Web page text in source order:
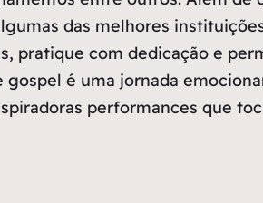
das melhores
pratique com dedicação e
gospel é uma jornada
performances que